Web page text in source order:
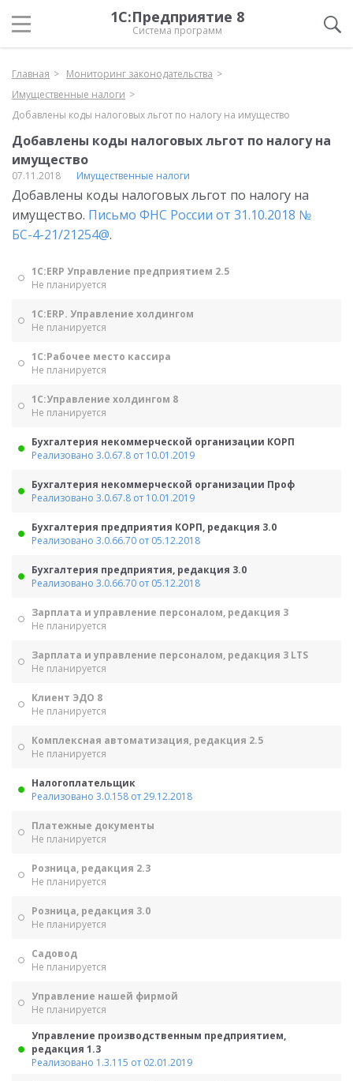
1С:Предприятие 8
Система программ
Главная
Мониторинг законодательства
Имущественные налоги
Добавлены коды налоговых льгот по налогу на имущество
Добавлены коды налоговых льгот по налогу на
имущество
07.11.2018 Имущественные налоги
Добавлены коды налоговых льгот по налогу на
имущество. Письмо ФНС России от 31.10.2018 №
БС-4-21/21254@.
1С:ERP Управление предприятием 2.5
Не планируется
1С:ERP. Управление холдингом
Не планируется
1С:Рабочее место кассира
Не планируется
1С:Управление холдингом 8
Не планируется
Бухгалтерия некоммерческой организации КОРП
Реализовано 3.0.67.8 от 10.01.2019
Бухгалтерия некоммерческой организации Проф
Реализовано 3.0.67.8 от 10.01.2019
Бухгалтерия предприятия КОРП, редакция 3.0
Реализовано 3.0.66.70 от 05.12.2018
Бухгалтерия предприятия, редакция 3.0
Реализовано 3.0.66.70 от 05.12.2018
Зарплата и управление персоналом, редакция 3
Не планируется
Зарплата и управление персоналом, редакция 3 LTS
Не планируется
Клиент ЭДО 8
Не планируется
Комплексная автоматизация, редакция 2.5
Не планируется
Налогоплательщик
Реализовано 3.0.158 от 29.12.2018
Платежные документы
Не планируется
Розница, редакция 2.3
Не планируется
Розница, редакция 3.0
Не планируется
Садовод
Не планируется
Управление нашей фирмой
Не планируется
Управление производственным предприятием,
редакция 1.3
Реализовано 1.3.115 от 02.01.2019